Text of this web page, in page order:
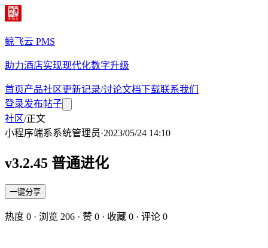
鲸飞云 PMS
助力酒店实现现代化数字升级
首页产品社区更新记录/讨论文档下载联系我们
登录发布帖子
社区/正文
小程序端系系统管理员·2023/05/24 14:10
v3.2.45 普通进化
一键分享
热度 0 · 浏览 206 · 赞 0 · 收藏 0 · 评论 0